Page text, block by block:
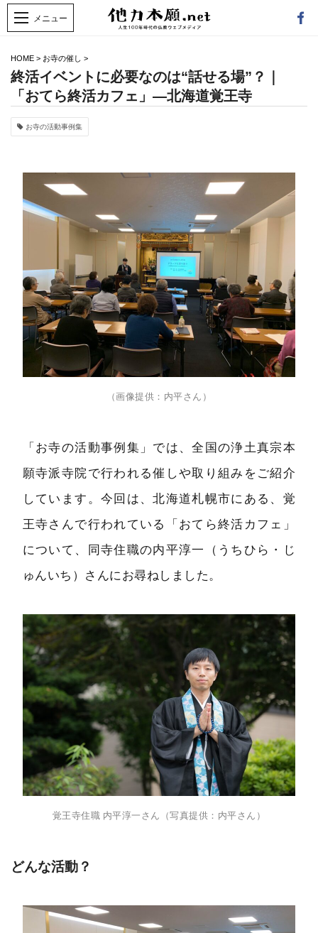
HOME > お寺の催し >
終活イベントに必要なのは“話せる場”？｜
「おてら終活カフェ」―北海道覚王寺
お寺の活動事例集
（画像提供：内平さん）
「お寺の活動事例集」では、全国の浄土真宗本
願寺派寺院で行われる催しや取り組みをご紹介
しています。今回は、北海道札幌市にある、覚
王寺さんで行われている「おてら終活カフェ」
について、同寺住職の内平淳一（うちひら・じ
ゅんいち）さんにお尋ねしました。
覚王寺住職 内平淳一さん（写真提供：内平さん）
どんな活動？